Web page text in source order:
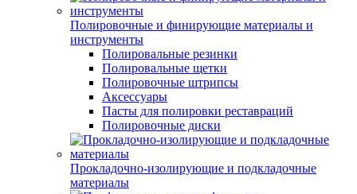
Полировочные и финирующие материалы и
инструменты
Полировальные резинки
Полировальные щетки
Полировочные штрипсы
Аксессуары
Пасты для полировки реставраций
Полировочные диски
Прокладочно-изолирующие и подкладочные
материалы